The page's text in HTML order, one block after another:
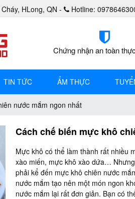
HLong, QN - Hotline:
Chứng nhận an toàn
TIN TỨC ẨM THỰC
nước mắm ngon nhất
Cách chế biến mực khô
Mực khô có thể làm thành rất nhiều
xào miến, mực khô xào dứa…
phải kể đến mực khô chiên nước
nước mắm tạo nên một món ngon
nước mắm lại rất đơn giản. Bạn có